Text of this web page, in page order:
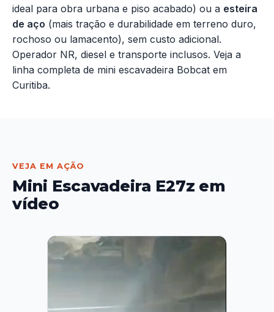
ideal para obra urbana e piso acabado) ou a esteira
de aço (mais tração e durabilidade em terreno duro,
rochoso ou lamacento), sem custo adicional.
Operador NR, diesel e transporte inclusos. Veja a
linha completa de mini escavadeira Bobcat em
Curitiba.
VEJA EM AÇÃO
Mini Escavadeira E27z em
vídeo